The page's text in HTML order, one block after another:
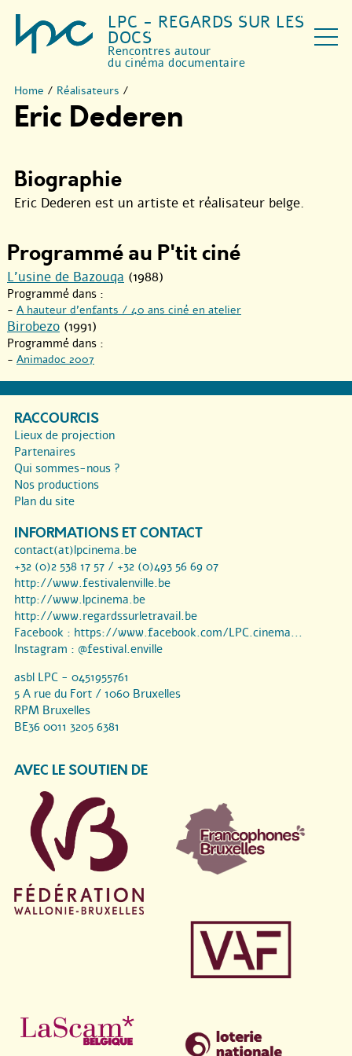
LPC - REGARDS SUR LES
DOCS
Rencontres autour
du cinéma documentaire
Home / Réalisateurs /
Eric Dederen
Biographie
Eric Dederen est un artiste et réalisateur belge.
Programmé au P'tit ciné
L’usine de Bazouqa (1988)
Programmé dans :
- A hauteur d’enfants / 40 ans ciné en atelier
Birobezo (1991)
Programmé dans :
- Animadoc 2007
RACCOURCIS
Lieux de projection
Partenaires
Qui sommes-nous ?
Nos productions
Plan du site
INFORMATIONS ET CONTACT
contact(at)lpcinema.be
+32 (0)2 538 17 57 / +32 (0)493 56 69 07
http://www.festivalenville.be
http://www.lpcinema.be
http://www.regardssurletravail.be
Facebook : https://www.facebook.com/LPC.cinema...
Instagram : @festival.enville
asbl LPC - 0451955761
5 A rue du Fort / 1060 Bruxelles
RPM Bruxelles
BE36 0011 3205 6381
AVEC LE SOUTIEN DE